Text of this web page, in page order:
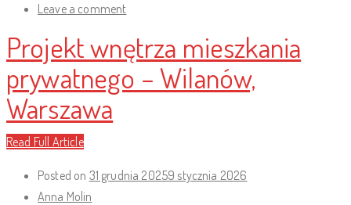
Leave a comment
Projekt wnętrza mieszkania
prywatnego – Wilanów,
Warszawa
Read Full Article
Posted on 31 grudnia 20259 stycznia 2026
Anna Molin